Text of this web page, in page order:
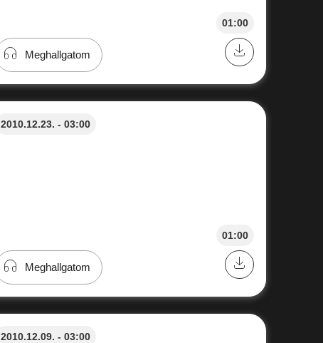
01:00
Meghallgatom
2010.12.23. - 03:00
01:00
Meghallgatom
2010.12.09. - 03:00